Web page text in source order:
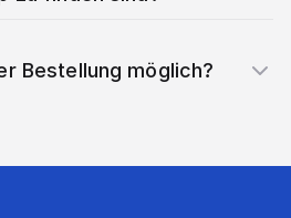
Bestellung möglich?